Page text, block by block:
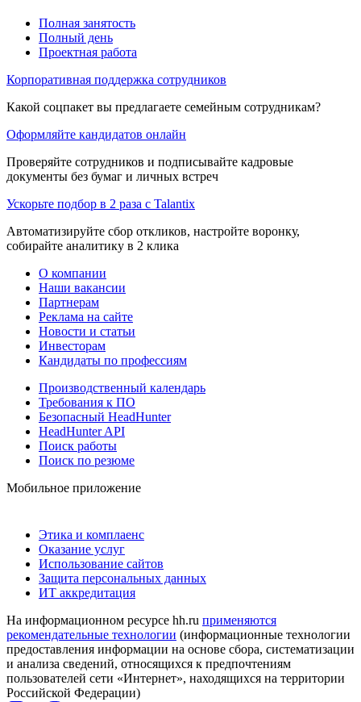
Полная занятость
Полный день
Проектная работа
Корпоративная поддержка сотрудников
Какой соцпакет вы предлагаете семейным сотрудникам?
Оформляйте кандидатов онлайн
Проверяйте сотрудников и подписывайте кадровые
документы без бумаг и личных встреч
Ускорьте подбор в 2 раза с Talantix
Автоматизируйте сбор откликов, настройте воронку,
собирайте аналитику в 2 клика
О компании
Наши вакансии
Партнерам
Реклама на сайте
Новости и статьи
Инвесторам
Кандидаты по профессиям
Производственный календарь
Требования к ПО
Безопасный HeadHunter
HeadHunter API
Поиск работы
Поиск по резюме
Мобильное приложение
Этика и комплаенс
Оказание услуг
Использование сайтов
Защита персональных данных
ИТ аккредитация
На информационном ресурсе hh.ru применяются
рекомендательные технологии (информационные технологии
предоставления информации на основе сбора, систематизации
и анализа сведений, относящихся к предпочтениям
пользователей сети «Интернет», находящихся на территории
Российской Федерации)